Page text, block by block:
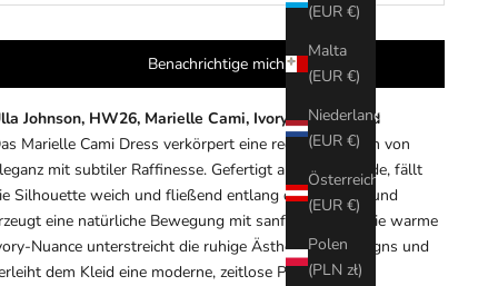
(EUR €)
Malta
(EUR €)
Niederlande
(EUR €)
Österreich
(EUR €)
Polen
(PLN zł)
Benachrichtige mich.
Johnson, HW26, Marielle Cami, Ivory, Seidenkleid
Marielle Cami Dress verkörpert eine reduzierte Form von
mit subtiler Raffinesse. Gefertigt aus reiner Seide, fällt
Silhouette weich und fließend entlang des Körpers und
eine natürliche Bewegung mit sanftem Glanz. Die warme
Nuance unterstreicht die ruhige Ästhetik des Designs und
dem Kleid eine moderne, zeitlose Präsenz.